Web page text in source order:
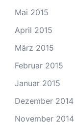
Mai 2015
April 2015
März 2015
Februar 2015
Januar 2015
Dezember 2014
November 2014